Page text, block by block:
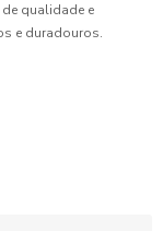
qualidade e
e duradouros.